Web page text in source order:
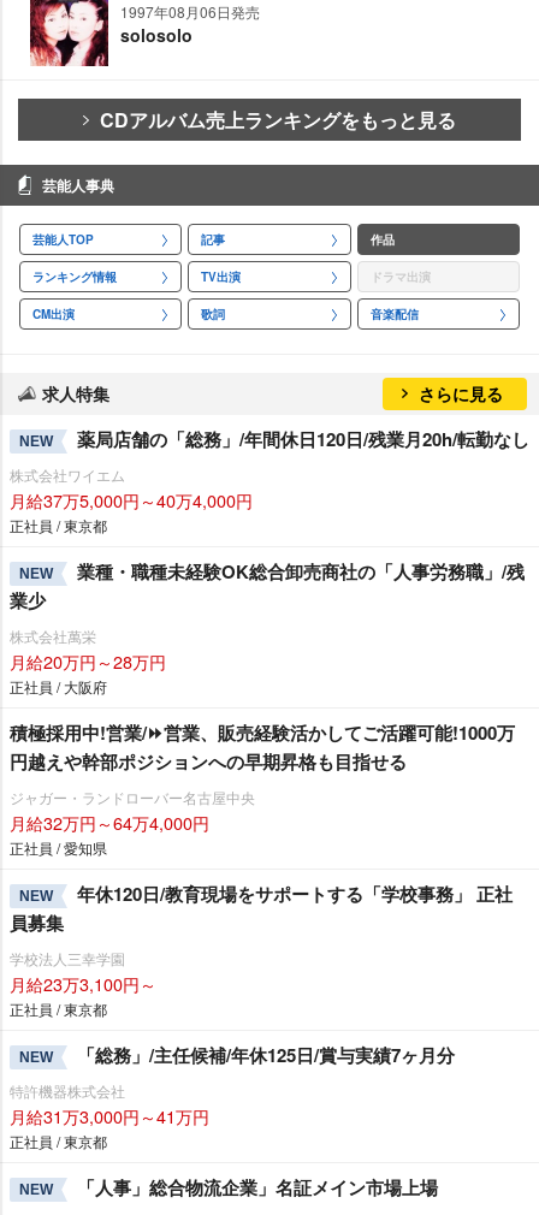
1997年08月06日発売
solosolo
CDアルバム売上ランキングをもっと見る
芸能人事典
芸能人TOP 記事 作品
ランキング情報 TV出演 ドラマ出演
CM出演 歌詞 音楽配信
求人特集 さらに見る
NEW 薬局店舗の「総務」/年間休日120日/残業月20h/転勤なし
株式会社ワイエム
月給37万5,000円～40万4,000円
正社員 / 東京都
NEW
業種・職種未経験OK総合卸売商社の「人事労務職」/残
業少
株式会社萬栄
月給20万円～28万円
正社員 / 大阪府
積極採用中!営業/⏩️営業、販売経験活かしてご活躍可能!1000万
円越えや幹部ポジションへの早期昇格も目指せる
ジャガー・ランドローバー名古屋中央
月給32万円～64万4,000円
正社員 / 愛知県
NEW
年休120日/教育現場をサポートする「学校事務」 正社
員募集
学校法人三幸学園
月給23万3,100円～
正社員 / 東京都
NEW 「総務」/主任候補/年休125日/賞与実績7ヶ月分
特許機器株式会社
月給31万3,000円～41万円
正社員 / 東京都
NEW 「人事」総合物流企業」名証メイン市場上場